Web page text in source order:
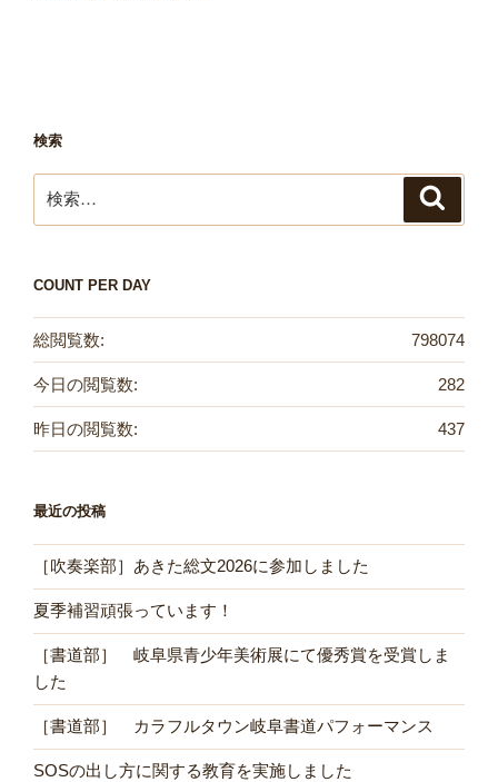
検索
索:
COUNT PER DAY
798074
総閲覧数:
282
今日の閲覧数:
437
昨日の閲覧数:
最近の投稿
［吹奏楽部］あきた総文2026に参加しました
夏季補習頑張っています！
［書道部］ 岐阜県青少年美術展にて優秀賞を受賞しま
した
［書道部］ カラフルタウン岐阜書道パフォーマンス
SOSの出し方に関する教育を実施しました